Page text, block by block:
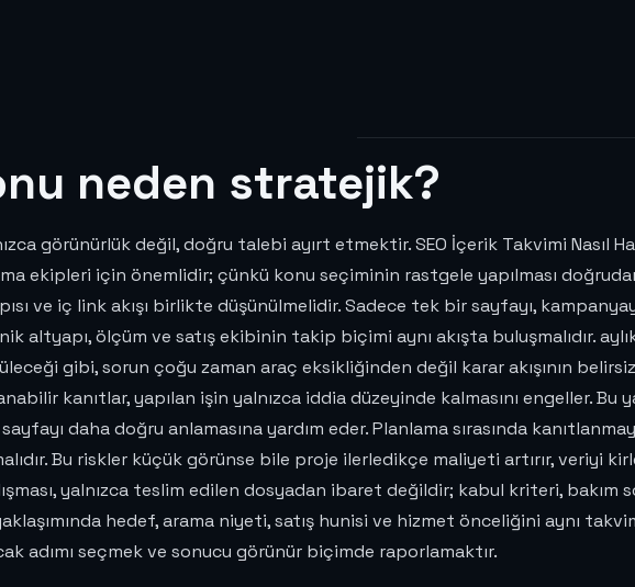
neden stratejik?
görünürlük değil, doğru talebi ayırt etmektir. SEO İçerik Takvimi Nasıl
ekipleri için önemlidir; çünkü konu seçiminin rastgele yapılması
ve iç link akışı birlikte düşünülmelidir. Sadece tek bir sayfayı,
altyapı, ölçüm ve satış ekibinin takip biçimi aynı akışta buluşmalıdır.
gibi, sorun çoğu zaman araç eksikliğinden değil karar akışının
kanıtlar, yapılan işin yalnızca iddia düzeyinde kalmasını engeller. Bu
daha doğru anlamasına yardım eder. Planlama sırasında
Bu riskler küçük görünse bile proje ilerledikçe maliyeti artırır, veriyi
yalnızca teslim edilen dosyadan ibaret değildir; kabul kriteri, bakım
hedef, arama niyeti, satış hunisi ve hizmet önceliğini aynı
adımı seçmek ve sonucu görünür biçimde raporlamaktır.